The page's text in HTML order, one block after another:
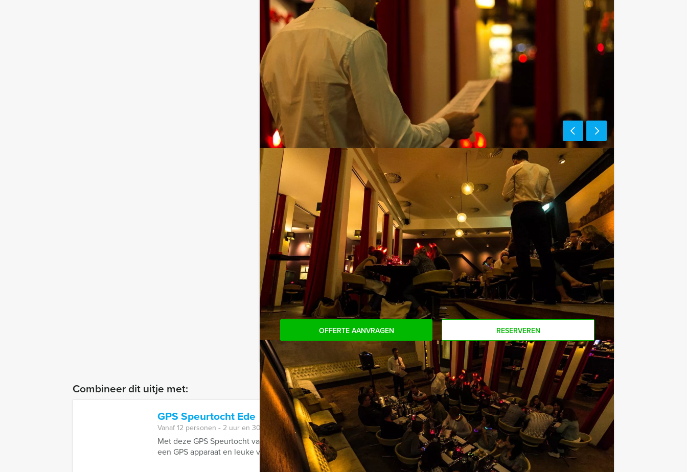
Optioneel:
Niet telkens uw knip hoeven trekken om uw drankje af te rekenen? Voor € 13,50 per
persoon per uur dat u in het restaurant doorbrengt (excl. BTW) kunt u gebruikmaken van
het drankarrangement, waarbij u onbeperkt kunt genieten van bier, fris, huiswijn, koffie
en thee. En…zo komt u ook achteraf niet voor verrassingen te staan!
Komt u niet aan het minimale aantal deelnemers? Als u bereid bent voor het minimale
aantal te betalen, kunt u ook gewoon voor minder personen boeken!
OFFERTE AANVRAGEN RESERVEREN
Combineer dit uitje met:
GPS Speurtocht Ede Vanaf€ 22,50p.p. excl. BTW
Vanaf 12 personen ‐ 2 uur en 30 minuten
Met deze GPS Speurtocht van Holland Tour Guides zorgen wij dat u binnen no-time de weg weet in Ede. Door middel van
een GPS apparaat en leuke vragen zullen wij uw kennis ...